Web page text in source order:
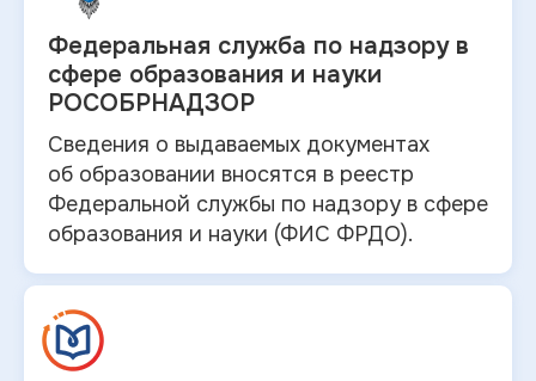
Федеральная служба по надзору в
сфере образования и науки
РОСОБРНАДЗОР
Сведения о выдаваемых документах
об образовании вносятся в реестр
Федеральной службы по надзору в сфере
образования и науки (ФИС ФРДО).